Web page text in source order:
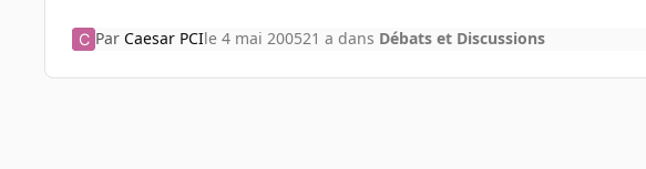
Par Caesar PCIle 4 mai 200521 a dans Débats et Discussions